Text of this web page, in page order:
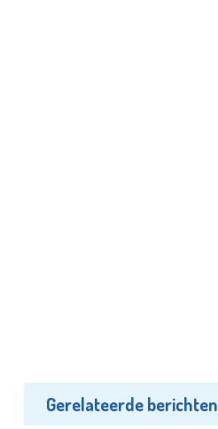
Gerelateerde berichten